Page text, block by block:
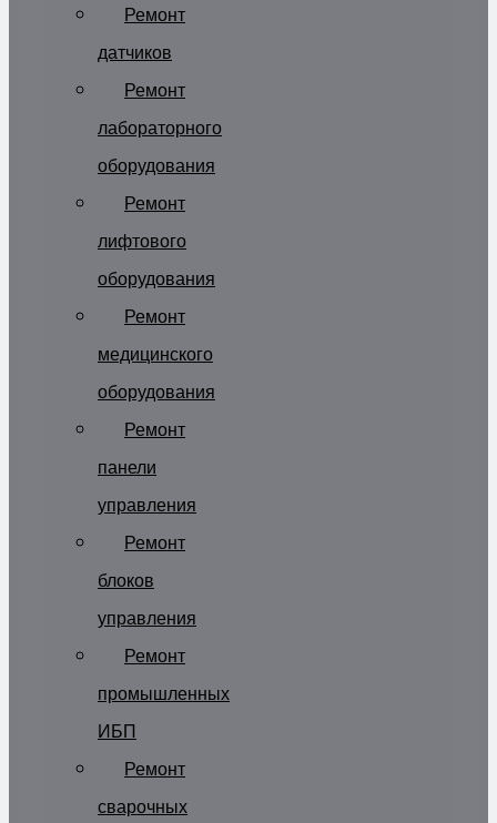
Ремонт
датчиков
Ремонт
лабораторного
оборудования
Ремонт
лифтового
оборудования
Ремонт
медицинского
оборудования
Ремонт
панели
управления
Ремонт
блоков
управления
Ремонт
промышленных
ИБП
Ремонт
сварочных